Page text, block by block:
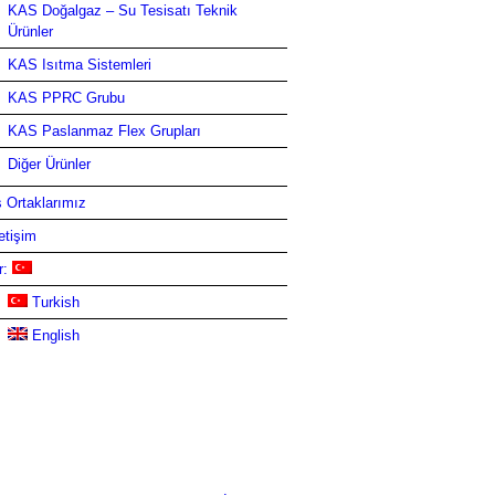
KAS Doğalgaz – Su Tesisatı Teknik
Ürünler
KAS Isıtma Sistemleri
KAS PPRC Grubu
KAS Paslanmaz Flex Grupları
Diğer Ürünler
Ortaklarımız
Turkish
English